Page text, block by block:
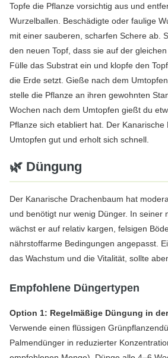
Topfe die Pflanze vorsichtig aus und
Wurzelballen. Beschädigte oder faulige
mit einer sauberen, scharfen Schere ab.
den neuen Topf, dass sie auf der
Fülle das Substrat ein und klopfe den
die Erde setzt. Gieße nach dem
stelle die Pflanze an ihren gewohnten
Wochen nach dem Umtopfen gießt du
Pflanze sich etabliert hat. Der
Umtopfen gut und erholt sich schnell.
🌿 Düngung
Der Kanarische Drachenbaum hat
und benötigt nur wenig Dünger. In seiner
wächst er auf relativ kargen, felsigen
nährstoffarme Bedingungen angepasst.
das Wachstum und die Vitalität, sollte
Empfohlene Düngertypen
Option 1: Regelmäßige Düngung in
Verwende einen flüssigen
Palmendünger in reduzierter